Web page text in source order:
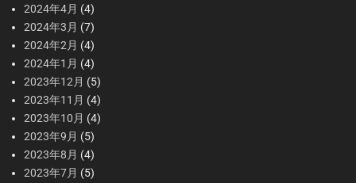
2024年4月 (4)
2024年3月 (7)
2024年2月 (4)
2024年1月 (4)
2023年12月 (5)
2023年11月 (4)
2023年10月 (4)
2023年9月 (5)
2023年8月 (4)
2023年7月 (5)